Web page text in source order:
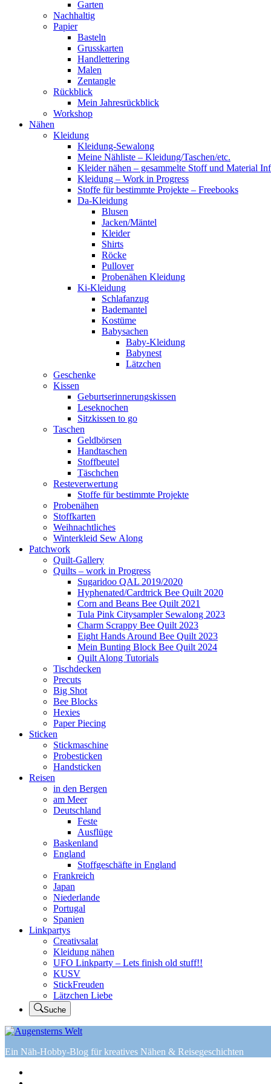
Garten
Nachhaltig
Papier
Basteln
Grusskarten
Handlettering
Malen
Zentangle
Rückblick
Mein Jahresrückblick
Workshop
Nähen
Kleidung
Kleidung-Sewalong
Meine Nähliste – Kleidung/Taschen/etc.
Kleider nähen – gesammelte Stoff und Material
Kleidung – Work in Progress
Stoffe für bestimmte Projekte – Freebooks
Da-Kleidung
Blusen
Jacken/Mäntel
Kleider
Shirts
Röcke
Pullover
Probenähen Kleidung
Ki-Kleidung
Schlafanzug
Bademantel
Kostüme
Babysachen
Baby-Kleidung
Babynest
Lätzchen
Geschenke
Kissen
Geburtserinnerungskissen
Leseknochen
Sitzkissen to go
Taschen
Geldbörsen
Handtaschen
Stoffbeutel
Täschchen
Resteverwertung
Stoffe für bestimmte Projekte
Probenähen
Stoffkarten
Weihnachtliches
Winterkleid Sew Along
Patchwork
Quilt-Gallery
Quilts – work in Progress
Sugaridoo QAL 2019/2020
Hyphenated/Cardtrick Bee Quilt 2020
Corn and Beans Bee Quilt 2021
Tula Pink Citysampler Sewalong 2023
Charm Scrappy Bee Quilt 2023
Eight Hands Around Bee Quilt 2023
Mein Bunting Block Bee Quilt 2024
Quilt Along Tutorials
Tischdecken
Precuts
Big Shot
Bee Blocks
Hexies
Paper Piecing
Sticken
Stickmaschine
Probesticken
Handsticken
Reisen
in den Bergen
am Meer
Deutschland
Feste
Ausflüge
Baskenland
England
Stoffgeschäfte in England
Frankreich
Japan
Niederlande
Portugal
Spanien
Linkpartys
Creativsalat
Kleidung nähen
UFO Linkparty – Lets finish old stuff!!
KUSV
StickFreuden
Lätzchen Liebe
Suche
Ein Näh-Hobby-Blog für kreatives Nähen & Reisegeschichten